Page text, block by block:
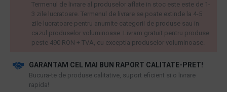
GARANTAM CEL MAI BUN RAPORT CALITATE-PRET!
​Bucura-te de produse calitative, suport eficient si o livrare
rapida!
Termenul de livrare al produselor aflate in stoc este este de 1-
3 zile lucratoare. Termenul de livrare se poate extinde la 4-5
zile lucratoare pentru anumite categorii de produse sau in
cazul produselor voluminoase. Livram gratuit pentru produse
peste 490 RON + TVA, cu exceptia produselor voluminoase.